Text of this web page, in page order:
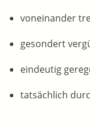
voneinander
gesondert
eindeutig
tatsächlich